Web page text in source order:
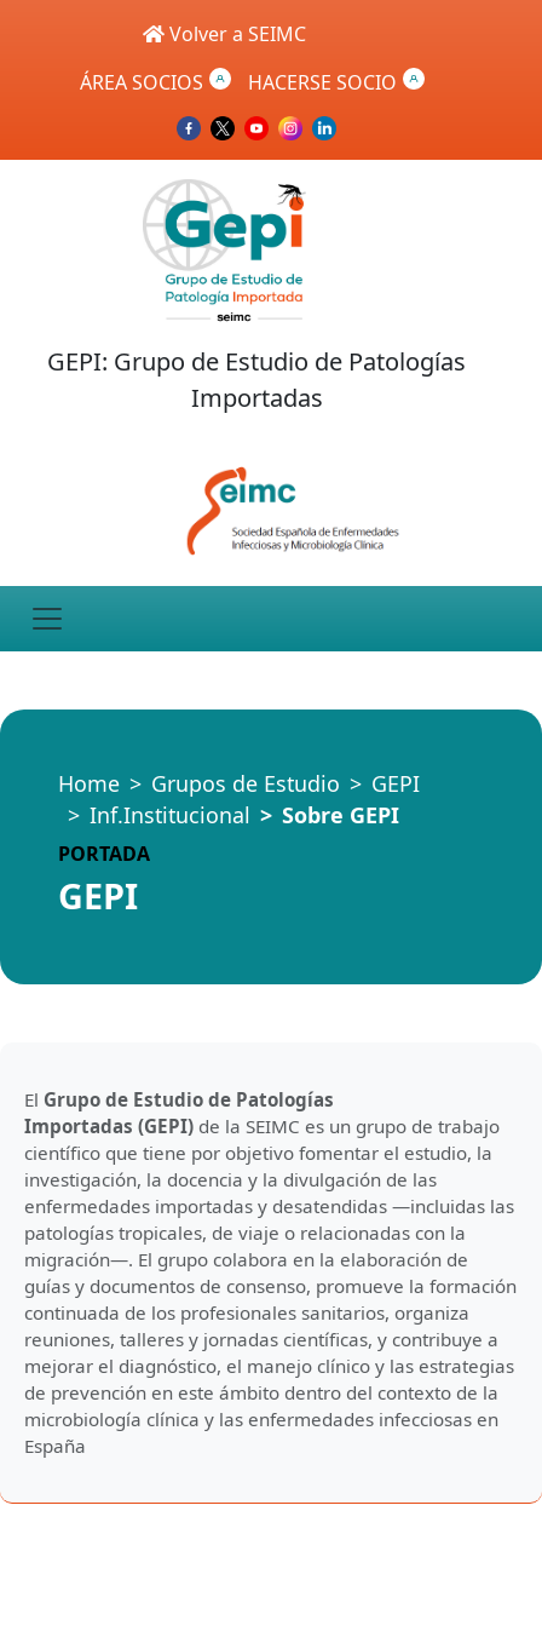
Volver a SEIMC
ÁREA SOCIOS
HACERSE SOCIO
GEPI: Grupo de Estudio de Patologías
Importadas
Home Grupos de Estudio
GEPI
Inf.Institucional
Sobre GEPI
PORTADA
GEPI
El Grupo de Estudio de Patologías
Importadas (GEPI) de la SEIMC es un grupo de trabajo
científico que tiene por objetivo fomentar el estudio, la
investigación, la docencia y la divulgación de las
enfermedades importadas y desatendidas —incluidas las
patologías tropicales, de viaje o relacionadas con la
migración—. El grupo colabora en la elaboración de
guías y documentos de consenso, promueve la formación
continuada de los profesionales sanitarios, organiza
reuniones, talleres y jornadas científicas, y contribuye a
mejorar el diagnóstico, el manejo clínico y las estrategias
de prevención en este ámbito dentro del contexto de la
microbiología clínica y las enfermedades infecciosas en
España